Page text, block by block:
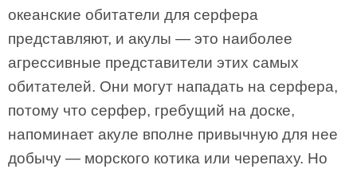
океанские обитатели для серфера
представляют, и акулы — это наиболее
агрессивные представители этих самых
обитателей. Они могут нападать на серфера,
потому что серфер, гребущий на доске,
напоминает акуле вполне привычную для нее
добычу — морского котика или черепаху. Но